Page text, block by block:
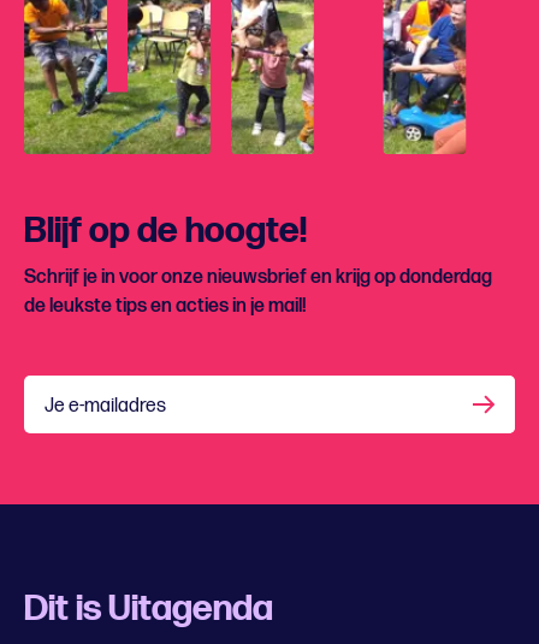
Blijf op de hoogte!
Schrijf je in voor onze nieuwsbrief en krijg op donderdag
de leukste tips en acties in je mail!
Je e-mailadres
Dit is Uitagenda